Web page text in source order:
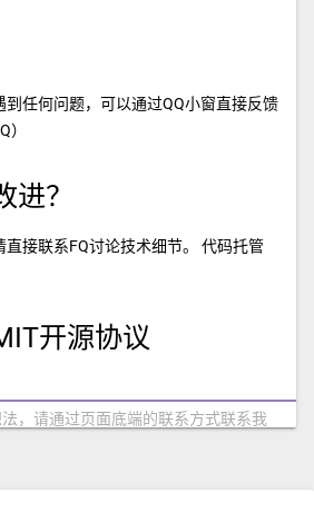
任何问题，可以通过QQ小窗直接反馈
）
进？
接联系FQ讨论技术细节。 代码托管
开源协议
，请通过页面底端的联系方式联系我